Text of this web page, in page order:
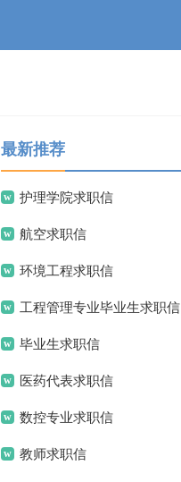
最新推荐
护理学院求职信
航空求职信
环境工程求职信
工程管理专业毕业生求职信
毕业生求职信
医药代表求职信
数控专业求职信
教师求职信